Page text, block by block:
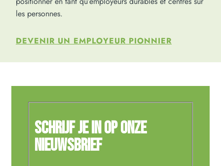
les personnes.
DEVENIR UN EMPLOYEUR PIONNIER